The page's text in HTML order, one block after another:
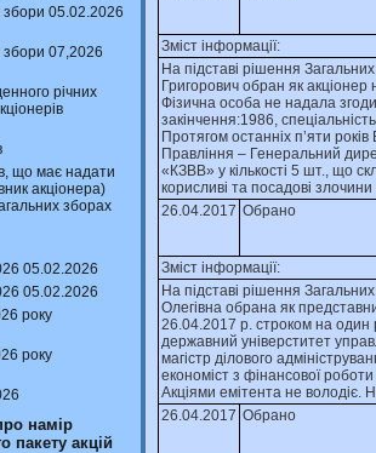
05.02.2026
07,2026
річних
що має надати
акціонера)
зборах
05.02.2026
05.02.2026
року
року
намір
пакету акцій
Зміст інформації:
На пiдставi рiшення
Григорович обран як
Фiзична особа не надала
закiнчення:1986,
Протягом останнiх п’яти
Правлiння – Генеральний
«КЗВВ» у кiлькостi 5 шт., що
корисливi та посадовi
26.04.2017 Обрано
Зміст інформації:
На пiдставi рiшення
Олегiвна обрана як
26.04.2017 р. строком на один
державний унiверститет
магiстр дiлового
економiст з фiнансової
Акцiями емiтента не володiє.
26.04.2017 Обрано